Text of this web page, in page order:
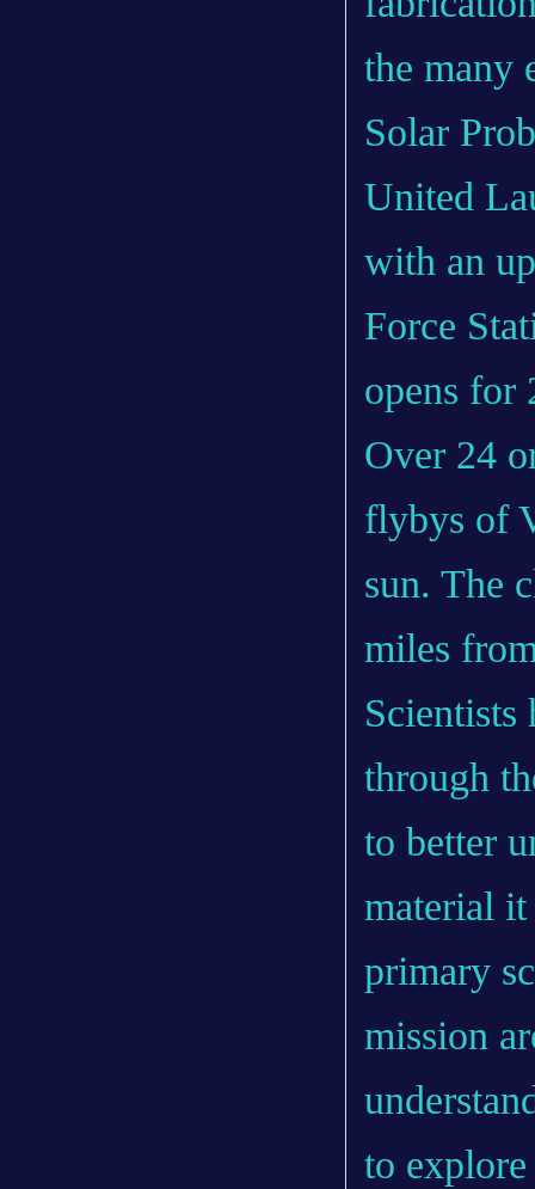
the many
Solar
United
with an
Force
opens for
Over 24
flybys of
sun. The
miles
Scientists
through
to better
material it
primary
mission
to